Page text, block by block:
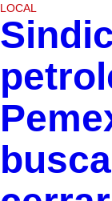
LOCAL